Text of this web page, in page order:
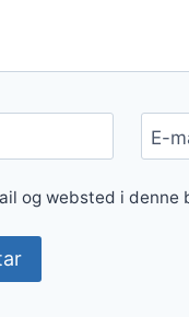
E-
og websted i